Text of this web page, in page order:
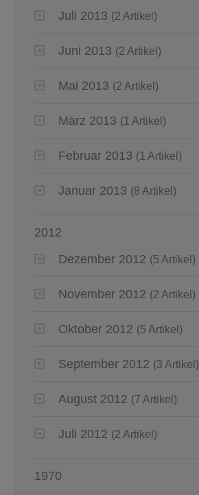
Juli 2013 (2 Artikel)
Juni 2013 (2 Artikel)
Mai 2013 (2 Artikel)
März 2013 (1 Artikel)
Februar 2013 (1 Artikel)
Januar 2013 (8 Artikel)
2012
Dezember 2012 (5 Artikel)
November 2012 (2 Artikel)
Oktober 2012 (5 Artikel)
September 2012 (3 Artikel)
August 2012 (7 Artikel)
Juli 2012 (2 Artikel)
1970